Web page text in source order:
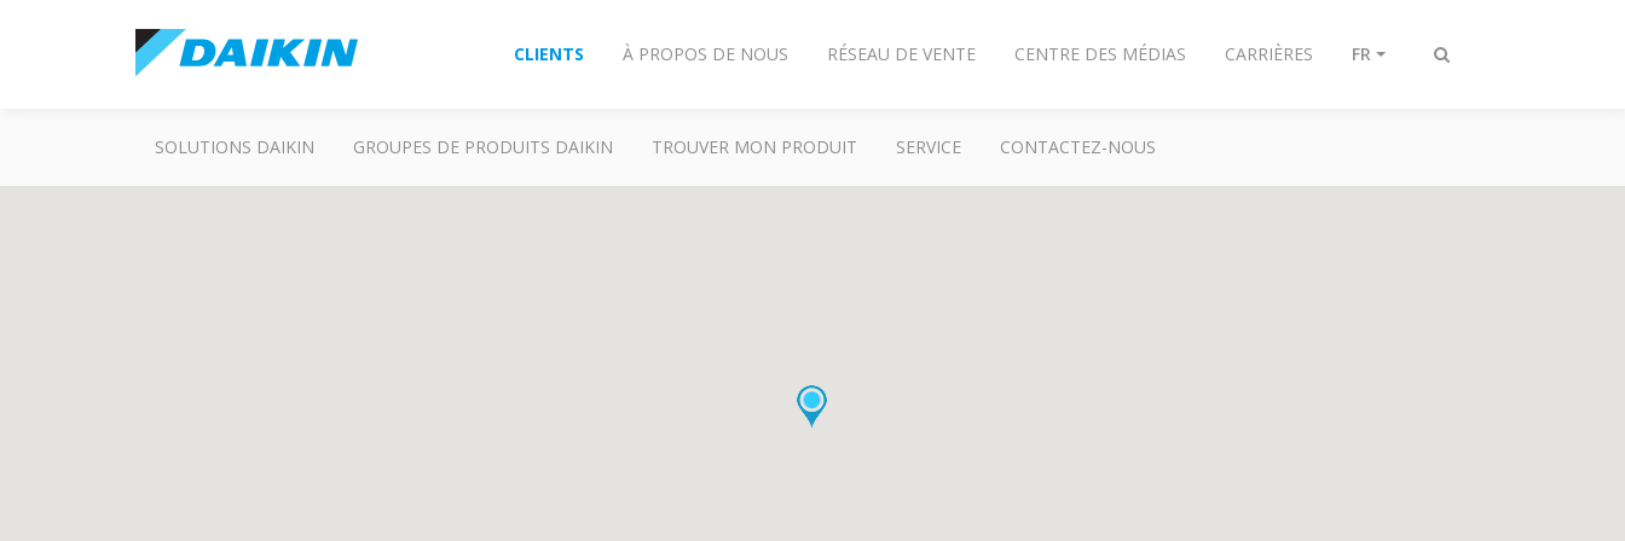
Toggle
CLIENTS À PROPOS DE NOUS RÉSEAU DE VENTE CENTRE DES MÉDIAS CARRIÈRES FR
SOLUTIONS DAIKIN GROUPES DE PRODUITS DAIKIN TROUVER MON PRODUIT SERVICE CONTACTEZ-NOUS